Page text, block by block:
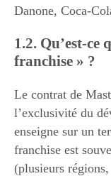
Danone, Coca-
1.2. Qu’est-ce
franchise » ?
Le contrat de
l’exclusivité du
enseigne sur un
franchise est
(plusieurs